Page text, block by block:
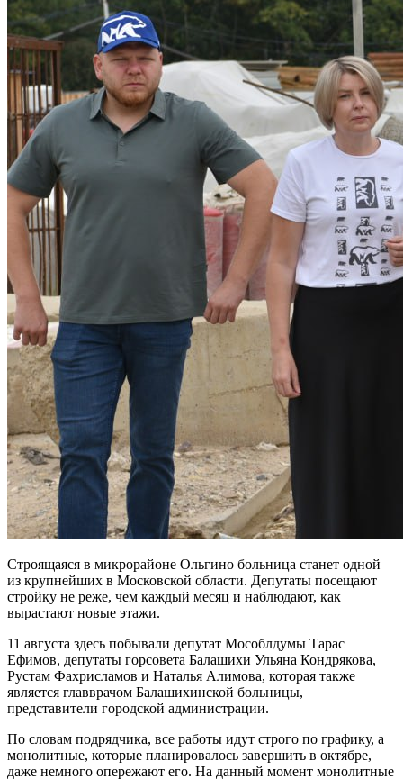
Строящаяся в микрорайоне Ольгино больница станет одной
из крупнейших в Московской области. Депутаты посещают
стройку не реже, чем каждый месяц и наблюдают, как
вырастают новые этажи.
11 августа здесь побывали депутат Мособлдумы Тарас
Ефимов, депутаты горсовета Балашихи Ульяна Кондрякова,
Рустам Фахрисламов и Наталья Алимова, которая также
является главврачом Балашихинской больницы,
представители городской администрации.
По словам подрядчика, все работы идут строго по графику, а
монолитные, которые планировалось завершить в октябре,
даже немного опережают его. На данный момент монолитные